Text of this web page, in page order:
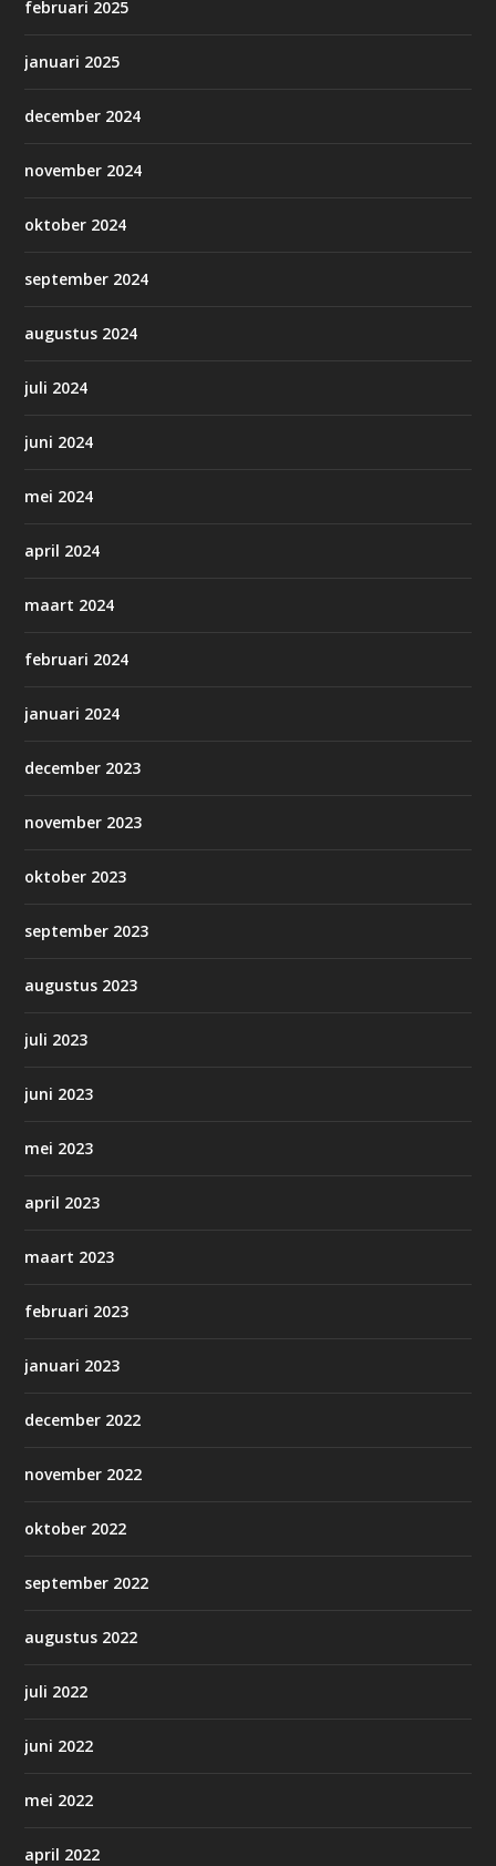
februari 2025
januari 2025
december 2024
november 2024
oktober 2024
september 2024
augustus 2024
juli 2024
juni 2024
mei 2024
april 2024
maart 2024
februari 2024
januari 2024
december 2023
november 2023
oktober 2023
september 2023
augustus 2023
juli 2023
juni 2023
mei 2023
april 2023
maart 2023
februari 2023
januari 2023
december 2022
november 2022
oktober 2022
september 2022
augustus 2022
juli 2022
juni 2022
mei 2022
april 2022